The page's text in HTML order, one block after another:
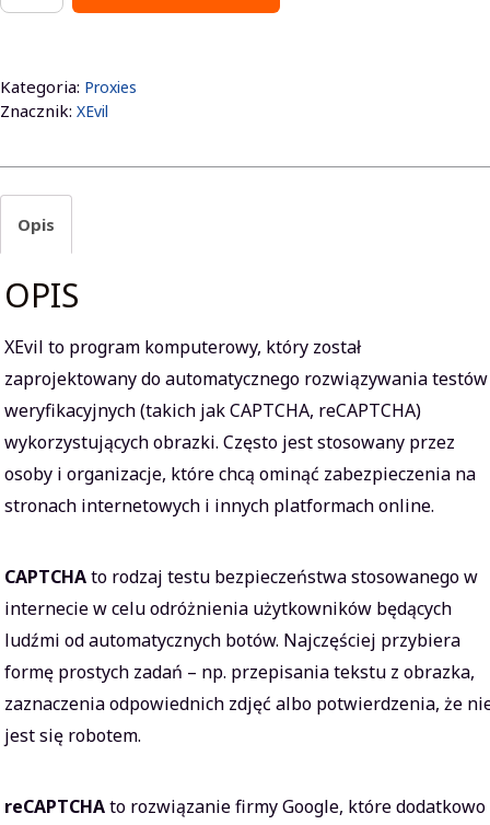
proxy
na
30
Kategoria: Proxies
Znacznik: XEvil
Opis
OPIS
XEvil to program komputerowy, który został
zaprojektowany do automatycznego rozwiązywania testów
weryfikacyjnych (takich jak CAPTCHA, reCAPTCHA)
wykorzystujących obrazki. Często jest stosowany przez
osoby i organizacje, które chcą ominąć zabezpieczenia na
stronach internetowych i innych platformach online.
CAPTCHAto rodzaj testu bezpieczeństwa stosowanego w
internecie w celu odróżnienia użytkowników będących
ludźmi od automatycznych botów. Najczęściej przybiera
formę prostych zadań – np. przepisania tekstu z obrazka,
zaznaczenia odpowiednich zdjęć albo potwierdzenia, że
jest się robotem.
reCAPTCHAto rozwiązanie firmy Google, które dodatkowo